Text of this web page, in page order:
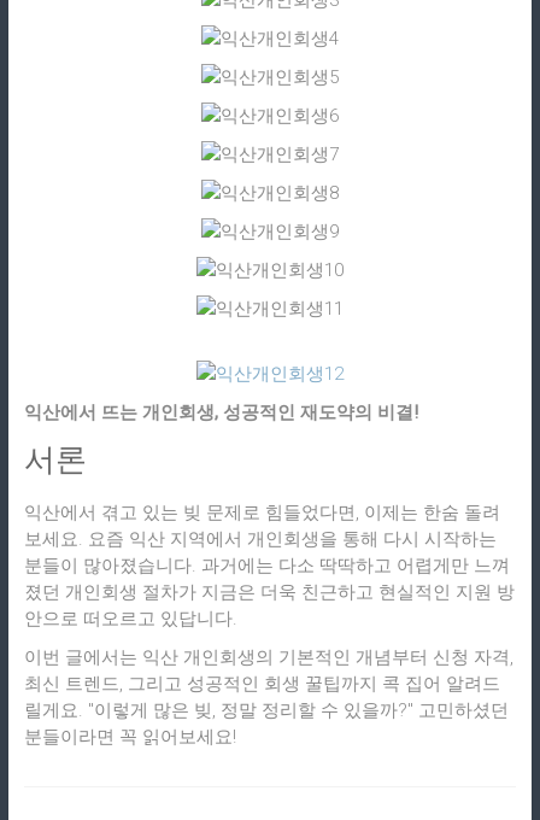
익산에서 뜨는 개인회생, 성공적인 재도약의 비결!
서론
익산에서 겪고 있는 빚 문제로 힘들었다면, 이제는 한숨 돌려
보세요. 요즘 익산 지역에서 개인회생을 통해 다시 시작하는
분들이 많아졌습니다. 과거에는 다소 딱딱하고 어렵게만 느껴
졌던 개인회생 절차가 지금은 더욱 친근하고 현실적인 지원 방
안으로 떠오르고 있답니다.
이번 글에서는 익산 개인회생의 기본적인 개념부터 신청 자격,
최신 트렌드, 그리고 성공적인 회생 꿀팁까지 콕 집어 알려드
릴게요. "이렇게 많은 빚, 정말 정리할 수 있을까?" 고민하셨던
분들이라면 꼭 읽어보세요!